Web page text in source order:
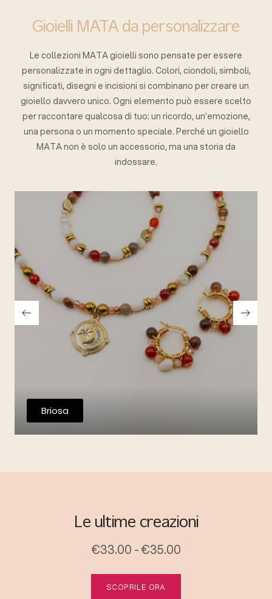
Gioielli MATA da personalizzare
Le collezioni MATA gioielli sono pensate per essere
personalizzate in ogni dettaglio. Colori, ciondoli, simboli,
significati, disegni e incisioni si combinano per creare un
gioiello davvero unico. Ogni elemento può essere scelto
per raccontare qualcosa di tuo: un ricordo, un’emozione,
una persona o un momento speciale. Perché un gioiello
MATA non è solo un accessorio, ma una storia da
indossare.
Briosa
Le ultime creazioni
€33.00 - €35.00
SCOPRILE ORA